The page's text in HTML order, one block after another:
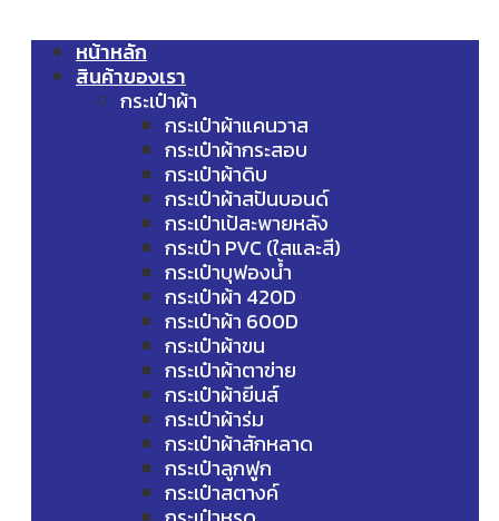
หน้าหลัก
สินค้าของเรา
กระเป๋าผ้า
กระเป๋าผ้าแคนวาส
กระเป๋าผ้ากระสอบ
กระเป๋าผ้าดิบ
กระเป๋าผ้าสปันบอนด์
กระเป๋าเป้สะพายหลัง
กระเป๋า PVC (ใสและสี)
กระเป๋าบุฟองน้ำ
กระเป๋าผ้า 420D
กระเป๋าผ้า 600D
กระเป๋าผ้าขน
กระเป๋าผ้าตาข่าย
กระเป๋าผ้ายีนส์
กระเป๋าผ้าร่ม
กระเป๋าผ้าสักหลาด
กระเป๋าลูกฟูก
กระเป๋าสตางค์